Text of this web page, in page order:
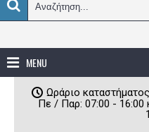
MENU
Ωράριο
Πε / Παρ: 07:00 - 16:00